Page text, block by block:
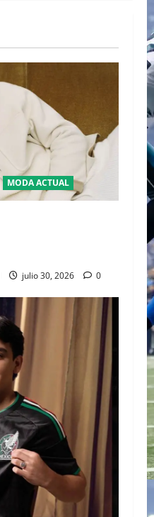
MODA ACTUAL
julio 30, 2026 0